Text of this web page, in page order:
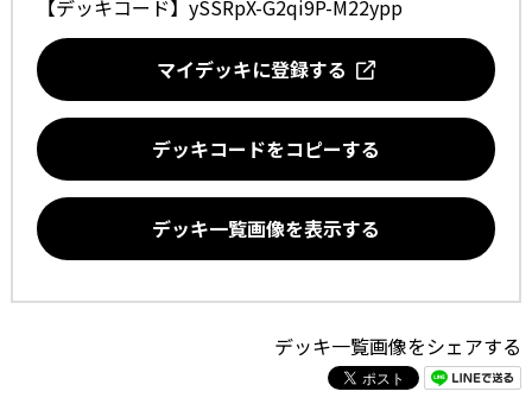
【デッキコード】 ySSRpX-G2qi9P-M22ypp
マイデッキに登録する
デッキコードをコピーする
デッキ一覧画像を表示する
デッキ一覧画像をシェアする